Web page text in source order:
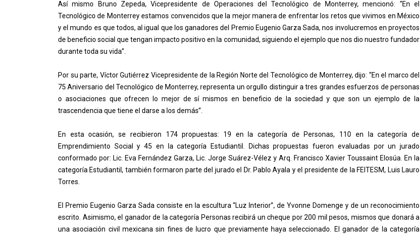
Así mismo Bruno Zepeda, Vicepresidente de Operaciones del Tecnológico de Monterrey, mencionó: “En el
Tecnológico de Monterrey estamos convencidos que la mejor manera de enfrentar los retos que vivimos en México
y el mundo es que todos, al igual que los ganadores del Premio Eugenio Garza Sada, nos involucremos en proyectos
de beneficio social que tengan impacto positivo en la comunidad, siguiendo el ejemplo que nos dio nuestro fundador
durante toda su vida”.
Por su parte, Víctor Gutiérrez Vicepresidente de la Región Norte del Tecnológico de Monterrey, dijo: “En el marco del
75 Aniversario del Tecnológico de Monterrey, representa un orgullo distinguir a tres grandes esfuerzos de personas
o asociaciones que ofrecen lo mejor de sí mismos en beneficio de la sociedad y que son un ejemplo de la
trascendencia que tiene el darse a los demás”.
En esta ocasión, se recibieron 174 propuestas: 19 en la categoría de Personas, 110 en la categoría de
Emprendimiento Social y 45 en la categoría Estudiantil. Dichas propuestas fueron evaluadas por un jurado
conformado por: Lic. Eva Fernández Garza, Lic. Jorge Suárez-Vélez y Arq. Francisco Xavier Toussaint Elosúa. En la
categoría Estudiantil, también formaron parte del jurado el Dr. Pablo Ayala y el presidente de la FEITESM, Luis Lauro
Torres.
El Premio Eugenio Garza Sada consiste en la escultura “Luz Interior”, de Yvonne Domenge y de un reconocimiento
escrito. Asimismo, el ganador de la categoría Personas recibirá un cheque por 200 mil pesos, mismos que donará a
una asociación civil mexicana sin fines de lucro que previamente haya seleccionado. El ganador de la categoría